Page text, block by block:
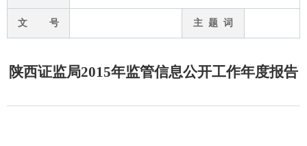
文 号 主 题 词
陕西证监局2015年监管信息公开工作年度报告